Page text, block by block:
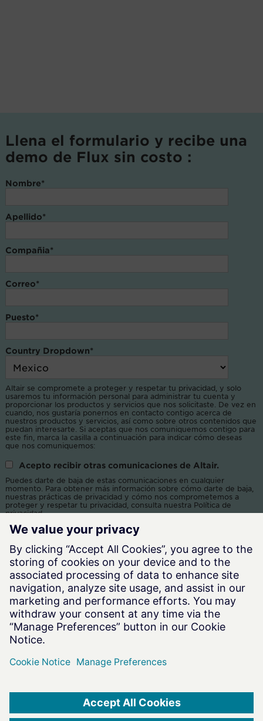
Llena el formulario y recibe una
demo de Flux sin costo :
Nombre*
Apellido*
Compañia*
Correo*
Puesto*
Country Dropdown*
Altair se compromete a proteger y respetar tu privacidad, y solo
usaremos tu información personal para administrar tu cuenta y
proporcionar los productos y servicios que nos solicitaste. De vez en
cuando, nos gustaría ponernos en contacto contigo acerca de
nuestros productos y servicios, así como sobre otros contenidos que
puedan interesarte. Si aceptas que nos comuniquemos contigo para
este fin, marca la casilla a continuación para indicar cómo deseas
que nos comuniquemos:
Acepto recibir otras comunicaciones de Altair.
Puedes darte de baja de estas comunicaciones en cualquier
momento. Para obtener más información sobre cómo darte de baja,
nuestras prácticas de privacidad y cómo nos comprometemos a
proteger y respetar tu privacidad, consulta nuestra Política de
privacidad.
Al hacer clic en Enviar, aceptas que Altair almacene y procese la
información personal suministrada arriba para proporcionarte el
contenido solicitado.